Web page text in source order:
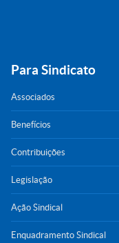
Para Sindicato
Associados
Benefícios
Contribuições
Legislação
Ação Sindical
Enquadramento Sindical